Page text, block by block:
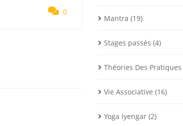
0
Mantra (19)
Stages passés (4)
Théories Des Pratiques
Vie Associative (16)
Yoga Iyengar (2)